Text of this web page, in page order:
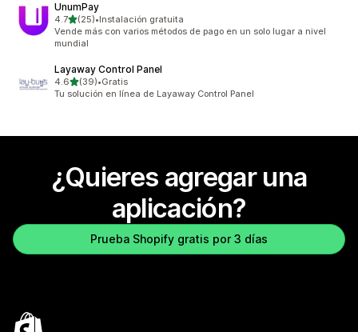
UnumPay
4.7de 5 estrellas
(25)
25 reseñas en total
•Instalación gratuita
Vende más con varios métodos de pago en un solo lugar a nivel
mundial
Layaway Control Panel
4.6de 5 estrellas
(39)
39 reseñas en total
•Gratis
Tu solución en línea de Layaway Control Panel
¿Quieres agregar una
aplicación?
Prueba Shopify gratis por 3 días